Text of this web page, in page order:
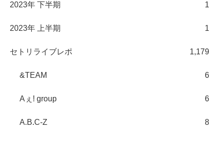
2023年 下半期 1
2023年 上半期 1
セトリライブレポ 1,179
&TEAM 6
Aぇ! group 6
A.B.C-Z 8